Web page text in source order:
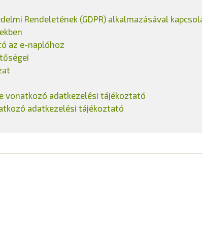
Rendeletének (GDPR) alkalmazásával
az e-naplóhoz
vonatkozó adatkezelési tájékoztató
adatkezelési tájékoztató